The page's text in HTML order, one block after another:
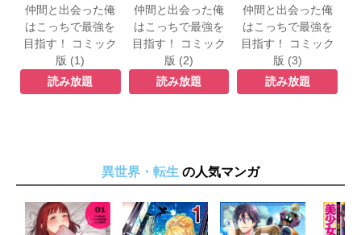
仲間と出会った俺
はこっちで最強を
目指す！ コミック
版 (1)
読み放題
仲間と出会った俺
はこっちで最強を
目指す！ コミック
版 (2)
読み放題
仲間と出会った俺
はこっちで最強を
目指す！ コミック
版 (3)
読み放題
異世界・転生 の人気マンガ